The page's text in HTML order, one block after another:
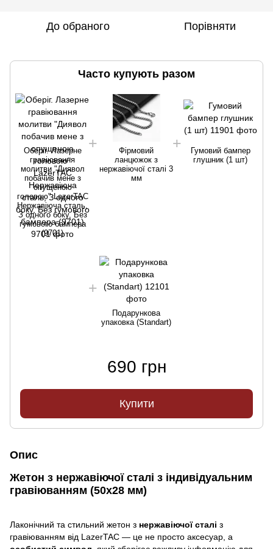
До обраного Порівняти
Часто купують разом
Оберіг. Лазерне
гравіювання
молитви "Диявол
побачив мене з
опущеною
головою" LazerTAC
Нержавіюча сталь,
З одного боку, Без
гумового бампера
(9701)
Фірмовий
ланцюжок з
нержавіючої сталі 3
мм
Гумовий бампер
глушник (1 шт)
Подарункова
упаковка (Standart)
690 грн
Купити
Опис
Жетон з нержавіючої сталі з індивідуальним
гравіюванням (50х28 мм)
Лаконічний та стильний жетон з нержавіючої сталі з
гравіюванням від LazerTAC — це не просто аксесуар, а